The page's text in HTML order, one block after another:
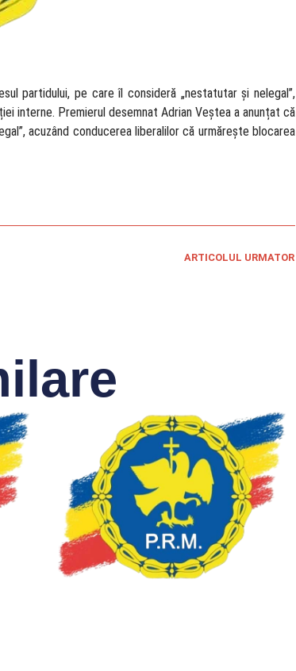
partidului, pe care îl consideră „nestatutаr și nelegal”,
interne. Premierul desemnat Adrian Veștea a anunțat că
acuzând conducerea liberalilor că urmărește blocarea
ARTICOLUL URMATOR